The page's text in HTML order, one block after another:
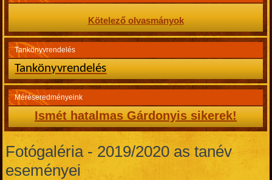
Kötelező olvasmányok
Tankönyvrendelés
Tankönyvrendelés
Méréseredményeink
Ismét hatalmas Gárdonyis sikerek!
Fotógaléria - 2019/2020 as tanév
eseményei